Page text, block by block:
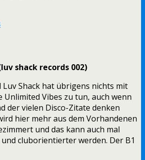
shack records 002)
Luv Shack hat übrigens nichts mit
Unlimited Vibes zu tun, auch wenn
der vielen Disco-Zitate denken
hier mehr aus dem Vorhandenen
und das kann auch mal
cluborientierter werden. Der B1